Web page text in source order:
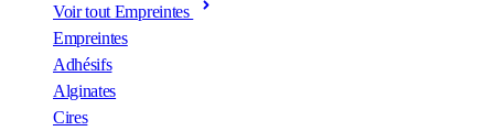
Voir tout Empreintes
Empreintes
Adhésifs
Alginates
Cires